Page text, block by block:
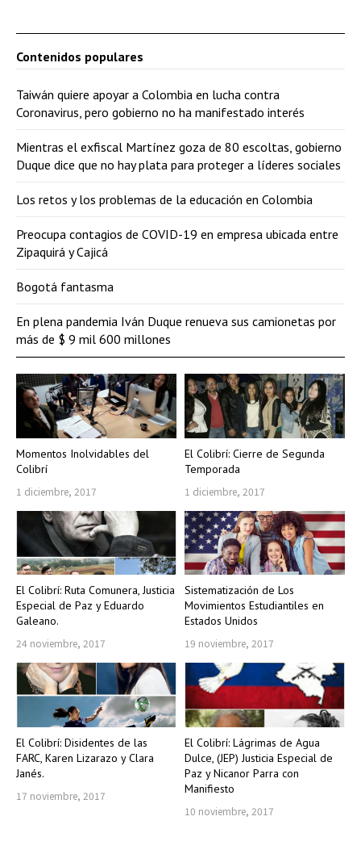
Momentos Inolvidables del
Colibrí
1 diciembre, 2017
El Colibrí: Cierre de Segunda
Temporada
1 diciembre, 2017
El Colibrí: Ruta Comunera, Justicia
Especial de Paz y Eduardo
Galeano.
24 noviembre, 2017
Sistematización de Los
Movimientos Estudiantiles en
Estados Unidos
19 noviembre, 2017
El Colibrí: Disidentes de las
FARC, Karen Lizarazo y Clara
Janés.
17 noviembre, 2017
El Colibrí: Lágrimas de Agua
Dulce, (JEP) Justicia Especial de
Paz y Nicanor Parra con
Manifiesto
10 noviembre, 2017
Contenidos populares
Taiwán quiere apoyar a Colombia en lucha contra
Coronavirus, pero gobierno no ha manifestado interés
Mientras el exfiscal Martínez goza de 80 escoltas, gobierno
Duque dice que no hay plata para proteger a líderes sociales
Los retos y los problemas de la educación en Colombia
Preocupa contagios de COVID-19 en empresa ubicada entre
Zipaquirá y Cajicá
Bogotá fantasma
En plena pandemia Iván Duque renueva sus camionetas por
más de $ 9 mil 600 millones